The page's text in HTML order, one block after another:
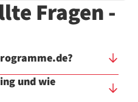
Fragen -
und wie